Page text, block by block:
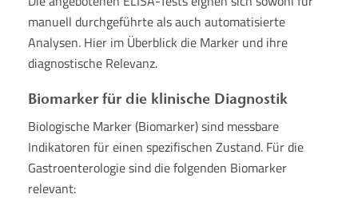
manuell durchgeführte als auch automatisierte
Analysen. Hier im Überblick die Marker und ihre
diagnostische Relevanz.
Biomarker für die klinische Diagnostik
Biologische Marker (Biomarker) sind messbare
Indikatoren für einen spezifischen Zustand. Für die
Gastroenterologie sind die folgenden Biomarker
relevant: